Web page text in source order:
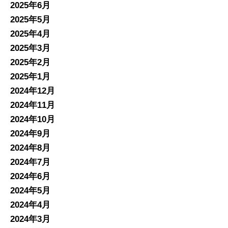
2025年6月
2025年5月
2025年4月
2025年3月
2025年2月
2025年1月
2024年12月
2024年11月
2024年10月
2024年9月
2024年8月
2024年7月
2024年6月
2024年5月
2024年4月
2024年3月